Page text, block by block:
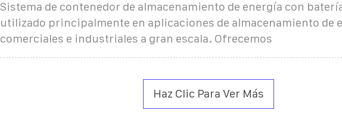
Sistema de contenedor de almacenamiento de energía con
utilizado principalmente en aplicaciones de almacenamiento de
comerciales e industriales a gran escala. Ofrecemos
Haz Clic Para Ver Más